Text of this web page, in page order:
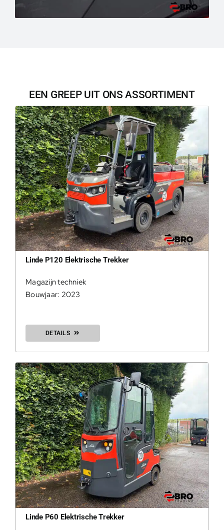
EEN GREEP UIT ONS ASSORTIMENT
Linde P120 Elektrische Trekker
Magazijn techniek
Bouwjaar: 2023
DETAILS
Linde P60 Elektrische Trekker